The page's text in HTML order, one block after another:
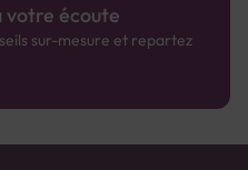
votre écoute
sur-mesure et repartez